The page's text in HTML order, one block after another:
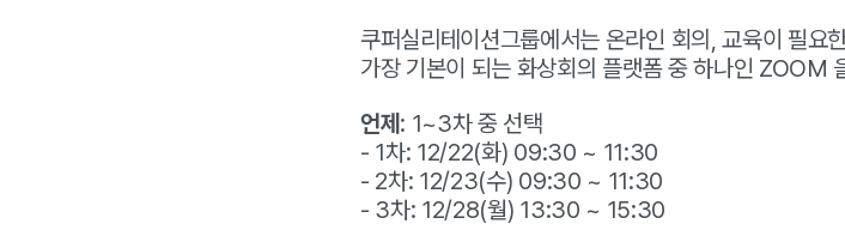
쿠퍼실리테이션그룹에서는 온라인 회의, 교육이 필요
가장 기본이 되는 화상회의 플랫폼 중 하나인 ZOOM
언제 : 1~3차 중 선택
- 1차: 12/22(화) 09:30 ~ 11:30
- 2차: 12/23(수) 09:30 ~ 11:30
- 3차: 12/28(월) 13:30 ~ 15:30